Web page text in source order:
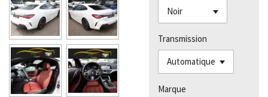
Transmission
Marque